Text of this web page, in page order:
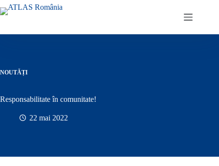
Sari
la
NOUTĂȚI
Responsabilitate în comunitate!
22 mai 2022